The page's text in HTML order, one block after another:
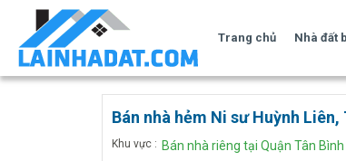
Trang chủ Nhà đất
Bán nhà hẻm Ni sư Huỳnh
Khu vực : Bán nhà riêng tại Quận Tân